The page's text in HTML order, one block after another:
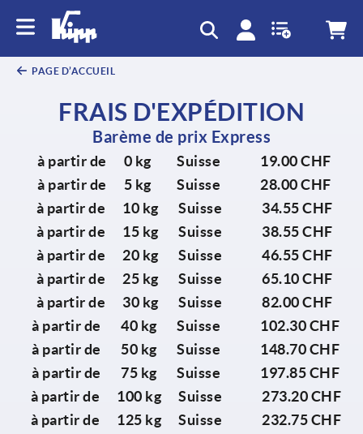
PAGE D’ACCUEIL
FRAIS D'EXPÉDITION
Barème de prix Express
à partir de 0 kg Suisse 19.00 CHF
à partir de 5 kg Suisse 28.00 CHF
à partir de 10 kg Suisse 34.55 CHF
à partir de 15 kg Suisse 38.55 CHF
à partir de 20 kg Suisse 46.55 CHF
à partir de 25 kg Suisse 65.10 CHF
à partir de 30 kg Suisse 82.00 CHF
à partir de 40 kg Suisse 102.30 CHF
à partir de 50 kg Suisse 148.70 CHF
à partir de 75 kg Suisse 197.85 CHF
à partir de 100 kg Suisse 273.20 CHF
à partir de 125 kg Suisse 232.75 CHF